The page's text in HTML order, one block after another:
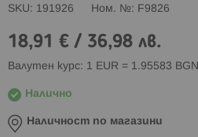
SKU 191926 Ном. № F9826
18,91 € / 36,98 лв.
Валутен курс: 1 EUR = 1.95583 BGN
Налично
Наличност по магазини